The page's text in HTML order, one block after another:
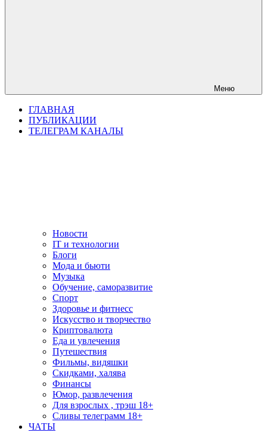
Меню
ГЛАВНАЯ
ПУБЛИКАЦИИ
ТЕЛЕГРАМ КАНАЛЫ
Новости
IT и технологии
Блоги
Мода и бьюти
Музыка
Обучение, саморазвитие
Спорт
Здоровье и фитнесс
Искусство и творчество
Криптовалюта
Еда и увлечения
Путешествия
Фильмы, видяшки
Скидками, халява
Финансы
Юмор, развлечения
Для взрослых , трэш 18+
Сливы телеграмм 18+
ЧАТЫ